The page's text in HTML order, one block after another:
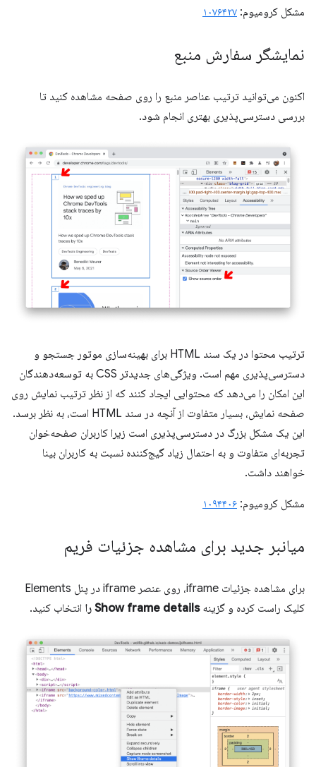
مشکل کرومیوم: ۱۰۷۶۴۲۷
نمایشگر سفارش منبع
اکنون می‌توانید ترتیب عناصر منبع را روی صفحه مشاهده کنید تا
بررسی دسترسی‌پذیری بهتری انجام شود.
ترتیب محتوا در یک سند HTML برای بهینه‌سازی موتور جستجو و
دسترسی‌پذیری مهم است. ویژگی‌های جدیدتر CSS به توسعه‌دهندگان
این امکان را می‌دهد که محتوایی ایجاد کنند که از نظر ترتیب نمایش روی
صفحه نمایش، بسیار متفاوت از آنچه در سند HTML است، به نظر برسد.
این یک مشکل بزرگ در دسترسی‌پذیری است زیرا کاربران صفحه‌خوان
تجربه‌ای متفاوت و به احتمال زیاد گیج‌کننده نسبت به کاربران بینا
خواهند داشت.
مشکل کرومیوم: ۱۰۹۴۴۰۶
میانبر جدید برای مشاهده جزئیات فریم
برای مشاهده جزئیات iframe، روی عنصر iframe در پنل Elements
کلیک راست کرده و گزینهShow frame details را انتخاب کنید.